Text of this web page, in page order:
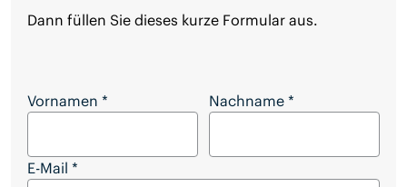
Dann füllen Sie dieses kurze Formular aus.
Möchten Sie den vollständigen Artikel
Vornamen * Nachname *
E-Mail *